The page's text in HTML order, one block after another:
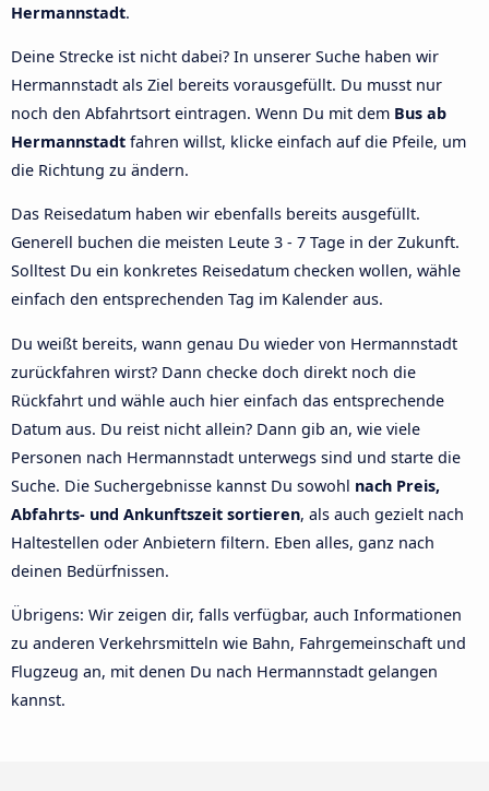
Hermannstadt.
Deine Strecke ist nicht dabei? In unserer Suche haben wir
Hermannstadt als Ziel bereits vorausgefüllt. Du musst nur
noch den Abfahrtsort eintragen. Wenn Du mit dem Bus ab
Hermannstadt fahren willst, klicke einfach auf die Pfeile, um
die Richtung zu ändern.
Das Reisedatum haben wir ebenfalls bereits ausgefüllt.
Generell buchen die meisten Leute 3 - 7 Tage in der Zukunft.
Solltest Du ein konkretes Reisedatum checken wollen, wähle
einfach den entsprechenden Tag im Kalender aus.
Du weißt bereits, wann genau Du wieder von Hermannstadt
zurückfahren wirst? Dann checke doch direkt noch die
Rückfahrt und wähle auch hier einfach das entsprechende
Datum aus. Du reist nicht allein? Dann gib an, wie viele
Personen nach Hermannstadt unterwegs sind und starte die
Suche. Die Suchergebnisse kannst Du sowohl nach Preis,
Abfahrts- und Ankunftszeit sortieren, als auch gezielt nach
Haltestellen oder Anbietern filtern. Eben alles, ganz nach
deinen Bedürfnissen.
Übrigens: Wir zeigen dir, falls verfügbar, auch Informationen
zu anderen Verkehrsmitteln wie Bahn, Fahrgemeinschaft und
Flugzeug an, mit denen Du nach Hermannstadt gelangen
kannst.